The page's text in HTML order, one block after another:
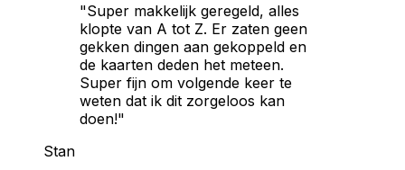
"Super makkelijk geregeld, alles
klopte van A tot Z. Er zaten geen
gekken dingen aan gekoppeld en
de kaarten deden het meteen.
Super fijn om volgende keer te
weten dat ik dit zorgeloos kan
doen!"
Stan